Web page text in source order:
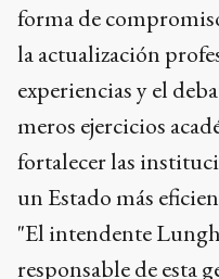
forma de
la actualización
experiencias y el
meros ejercicios
fortalecer las
un Estado más
"El intendente
responsable de esta